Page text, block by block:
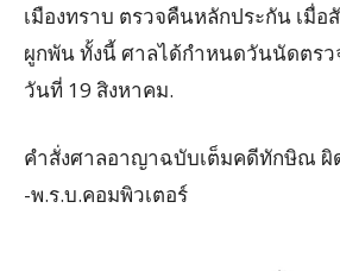
เมืองทราบ ตรวจคืนหลักประกัน เมื่
ผูกพัน ทั้งนี้ ศาลได้กำหนดวันนัดตร
วันที่ 19 สิงหาคม.
คำสั่งศาลอาญาฉบับเต็มคดีทักษิณ ผิ
-พ.ร.บ.คอมพิวเตอร์